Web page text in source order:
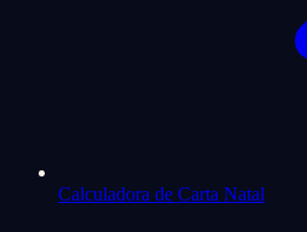
Calculadora de Carta Natal